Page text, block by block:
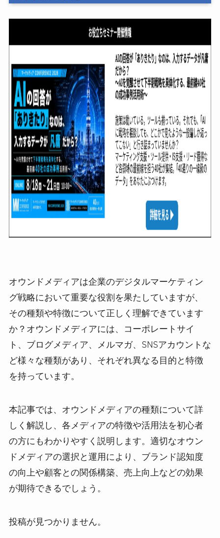
オウンドメディアは企業のデジタルマーケティン
グ戦略において重要な役割を果たしていますが、
その種類や特徴について正しく理解できています
か？オウンドメディアには、コーポレートサイ
ト、ブログメディア、メルマガ、SNSアカウントな
ど様々な種類があり、それぞれ異なる目的と特徴
を持っています。
本記事では、オウンドメディアの種類について詳
しく解説し、各メディアの特徴や活用法を初心者
の方にもわかりやすく説明します。適切なオウン
ドメディアの選択と運用により、ブランド認知度
の向上や顧客との関係構築、売上向上などの効果
が期待できるでしょう。
投稿が見つかりません。